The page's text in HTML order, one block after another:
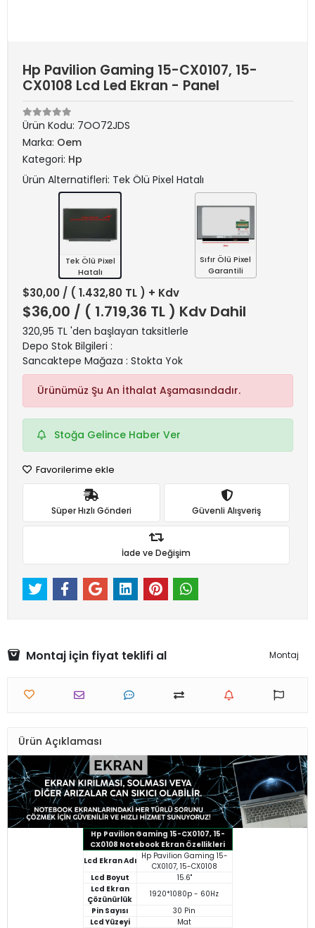
Hp Pavilion Gaming 15-CX0107, 15-
CX0108 Lcd Led Ekran - Panel
Ürün Kodu: 7OO72JDS
Marka: Oem
Kategori: Hp
Ürün Alternatifleri: Tek Ölü Pixel Hatalı
Tek Ölü Pixel
Hatalı
Sıfır Ölü Pixel
Garantili
$30,00 / ( 1.432,80 TL ) + Kdv
$36,00 / ( 1.719,36 TL ) Kdv Dahil
320,95 TL 'den başlayan taksitlerle
Depo Stok Bilgileri :
Sancaktepe Mağaza : Stokta Yok
Ürünümüz Şu An İthalat Aşamasındadır.
Stoğa Gelince Haber Ver
Favorilerime ekle
Süper Hızlı Gönderi Güvenli Alışveriş
İade ve Değişim
Montaj için fiyat teklifi al Montaj
Ürün Açıklaması
Hp Pavilion Gaming 15-CX0107, 15-
CX0108 Notebook Ekran Özellikleri
Lcd Ekran Adı Hp Pavilion Gaming 15-
CX0107, 15-CX0108
Lcd Boyut
15.6"
Lcd Ekran
Çözünürlük
1920*1080p - 60Hz
Pin Sayısı
30 Pin
Lcd Yüzeyi
Mat